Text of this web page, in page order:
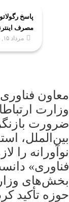
پاسخ
صحت ندارد
مرداد ۱۵, ۱۴۰۵
معاون
وزارت
ضرورت
بین‌الملل،
نوآورانه را
فناوری»
بخش‌های
حوزه تأکید